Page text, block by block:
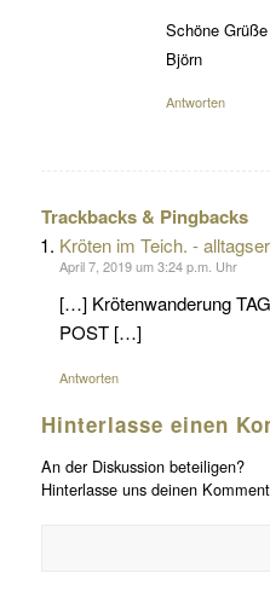
Schöne Grüße
Björn
Antworten
Trackbacks & Pingbacks
Kröten im Teich. -
April 7, 2019 um 3:24 p.m. Uhr
[…] Krötenwanderung
POST […]
Antworten
Hinterlasse einen
An der Diskussion beteiligen?
Hinterlasse uns deinen